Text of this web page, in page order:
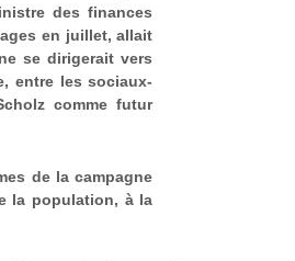
des finances
en juillet, allait
se dirigerait vers
entre les sociaux-
comme futur
de la campagne
la population, à la